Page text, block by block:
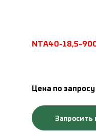
NTA40-18,5-
Цена по запросу